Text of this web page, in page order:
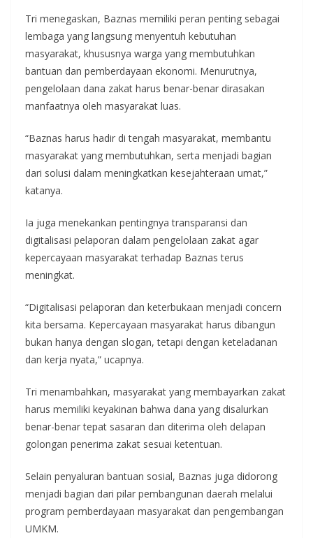
Tri menegaskan, Baznas memiliki peran penting sebagai
lembaga yang langsung menyentuh kebutuhan
masyarakat, khususnya warga yang membutuhkan
bantuan dan pemberdayaan ekonomi. Menurutnya,
pengelolaan dana zakat harus benar-benar dirasakan
manfaatnya oleh masyarakat luas.
“Baznas harus hadir di tengah masyarakat, membantu
masyarakat yang membutuhkan, serta menjadi bagian
dari solusi dalam meningkatkan kesejahteraan umat,”
katanya.
Ia juga menekankan pentingnya transparansi dan
digitalisasi pelaporan dalam pengelolaan zakat agar
kepercayaan masyarakat terhadap Baznas terus
meningkat.
“Digitalisasi pelaporan dan keterbukaan menjadi concern
kita bersama. Kepercayaan masyarakat harus dibangun
bukan hanya dengan slogan, tetapi dengan keteladanan
dan kerja nyata,” ucapnya.
Tri menambahkan, masyarakat yang membayarkan zakat
harus memiliki keyakinan bahwa dana yang disalurkan
benar-benar tepat sasaran dan diterima oleh delapan
golongan penerima zakat sesuai ketentuan.
Selain penyaluran bantuan sosial, Baznas juga didorong
menjadi bagian dari pilar pembangunan daerah melalui
program pemberdayaan masyarakat dan pengembangan
UMKM.